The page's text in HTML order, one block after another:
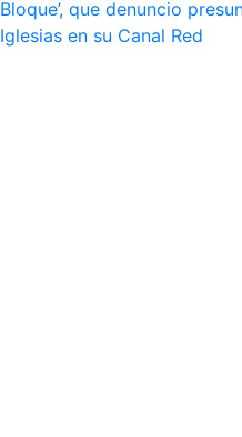
Bloque’, que denuncio
Iglesias en su Canal Red